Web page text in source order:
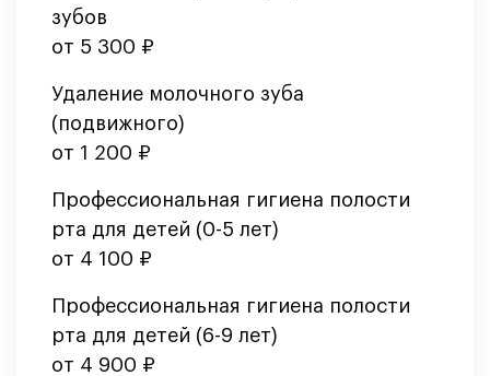
зубов
от 5 300 ₽
Удаление молочного зуба
(подвижного)
от 1 200 ₽
Профессиональная гигиена полости
рта для детей (0-5 лет)
от 4 100 ₽
Профессиональная гигиена полости
рта для детей (6-9 лет)
от 4 900 ₽